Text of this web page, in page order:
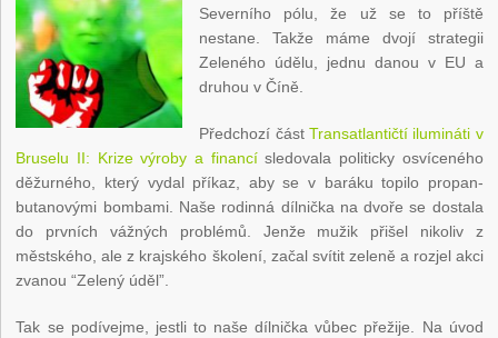
Severního pólu, že už se to příště
nestane. Takže máme dvojí strategii
Zeleného údělu, jednu danou v EU a
druhou v Číně.
Předchozí částTransatlantičtí ilumináti v
Bruselu II: Krize výroby a financísledovala politicky osvíceného
děžurného, který vydal příkaz, aby se v baráku topilo propan-
butanovými bombami. Naše rodinná dílnička na dvoře se dostala
do prvních vážných problémů. Jenže mužik přišel nikoliv z
městského, ale z krajského školení, začal svítit zeleně a rozjel akci
zvanou “Zelený úděl”.
Tak se podívejme, jestli to naše dílnička vůbec přežije. Na úvod